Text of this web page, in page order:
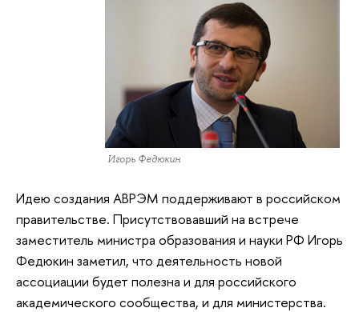
Игорь Федюкин
Идею создания АВРЭМ поддерживают в российском
правительстве. Присутствовавший на встрече
заместитель министра образования и науки РФ Игорь
Федюкин заметил, что деятельность новой
ассоциации будет полезна и для российского
академического сообщества, и для министерства.